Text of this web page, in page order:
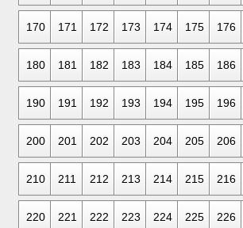
170 171 172 173 174 175 176
180 181 182 183 184 185 186
190 191 192 193 194 195 196
200 201 202 203 204 205 206
210 211 212 213 214 215 216
220 221 222 223 224 225 226